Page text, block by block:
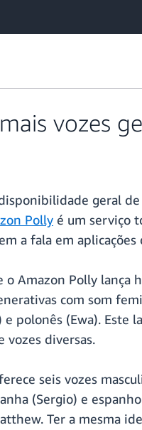
vozes
geral
Polly é um serviço
a fala em
Amazon Polly lança
com som
polonês (Ewa).
vozes diversas.
seis vozes
(Sergio) e
Ter a mesma